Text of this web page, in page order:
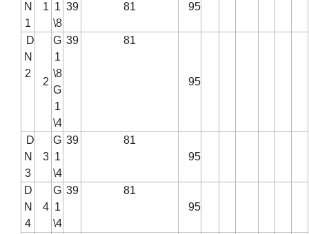
N
1
1 1
\8
39 81 95
D
N
2
2
G
1
\8
G
1
\4
39 81
95
D
N
3
3
G
1
\4
39
81
95
D
N
4
4
G
1
\4
39
81
95